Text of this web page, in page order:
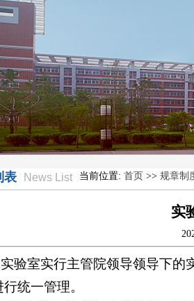
表 News List 当前位置: 首页 >> 规章制
实
验室实行主管院领导领导下的
统一管理。